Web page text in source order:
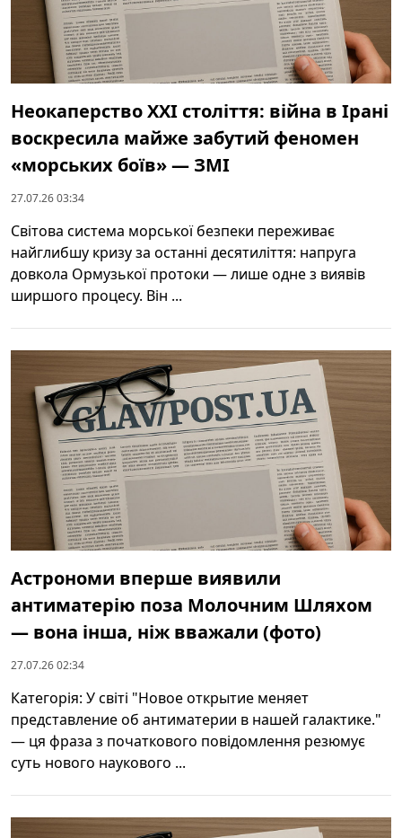
Неокаперство XXI століття: війна в Ірані
воскресила майже забутий феномен
«морських боїв» — ЗМІ
27.07.26 03:34
Світова система морської безпеки переживає
найглибшу кризу за останні десятиліття: напруга
довкола Ормузької протоки — лише одне з виявів
ширшого процесу. Він ...
Астрономи вперше виявили
антиматерію поза Молочним Шляхом
— вона інша, ніж вважали (фото)
27.07.26 02:34
Категорія: У світі "Новое открытие меняет
представление об антиматерии в нашей галактике."
— ця фраза з початкового повідомлення резюмує
суть нового наукового ...